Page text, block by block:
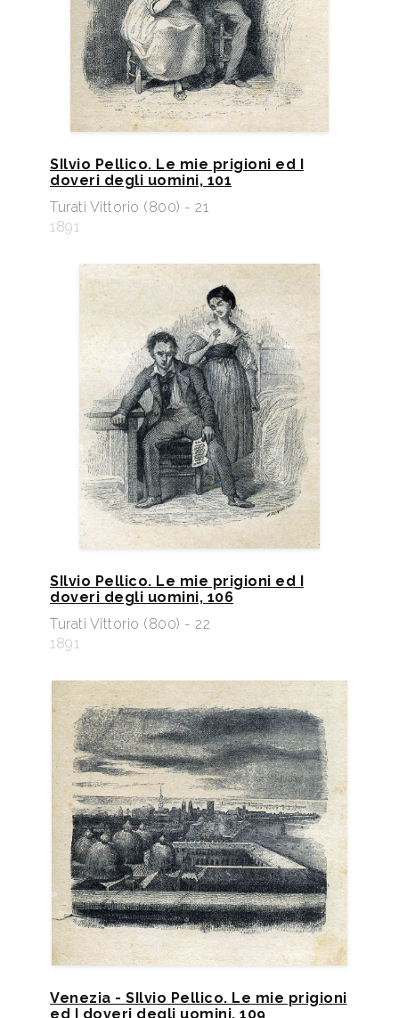
SIlvio Pellico. Le mie prigioni ed I
doveri degli uomini, 101
Turati Vittorio (800) - 21
1891
SIlvio Pellico. Le mie prigioni ed I
doveri degli uomini, 106
Turati Vittorio (800) - 22
1891
Venezia - SIlvio Pellico. Le mie prigioni
ed I doveri degli uomini, 109